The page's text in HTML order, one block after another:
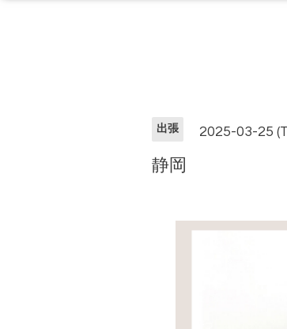
出張 2025-03-25
静岡